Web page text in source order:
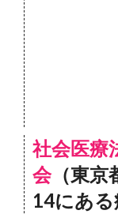
社会医療
会（東京
14にあ